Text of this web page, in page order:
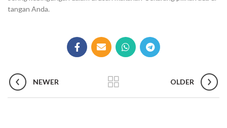
tangan Anda.
NEWER OLDER